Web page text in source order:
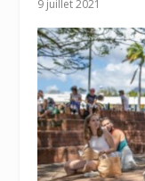
9 juillet 2021